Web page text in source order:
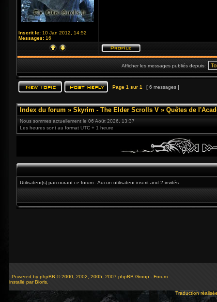
Inscrit le: 10 Jan 2012, 14:52
Messages: 16
Afficher les messages publiés depuis:
Page 1 sur 1 [ 6 messages ]
Index du forum » Skyrim - The Elder Scrolls V » Quêtes de
Nous sommes actuellement le 06 Août 2026, 13:37
Les heures sont au format UTC + 1 heure
Utilisateur(s) parcourant ce forum : Aucun utilisateur inscrit and 2 invités
Powered by phpBB © 2000, 2002, 2005, 2007 phpBB Group - Forum
installé par Bioris.
Traduction